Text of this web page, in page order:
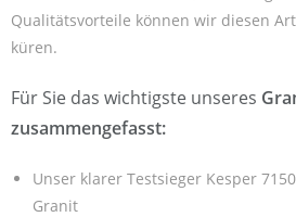
Qualitätsvorteile können wir diesen
küren.
Für Sie das wichtigste unseres
zusammengefasst:
Unser klarer Testsieger Kesper
Granit